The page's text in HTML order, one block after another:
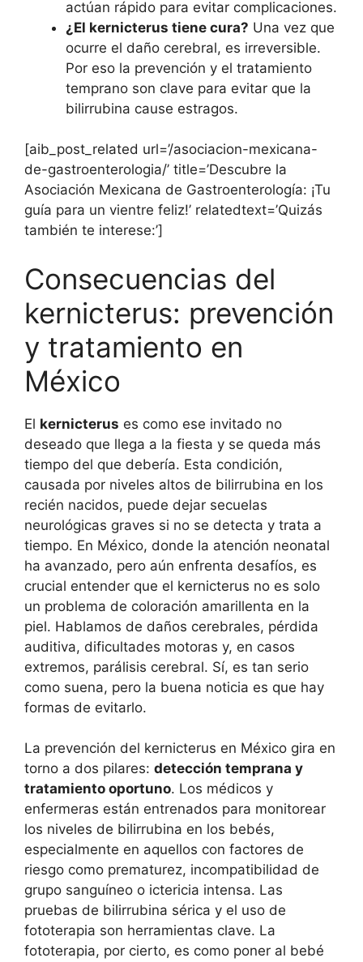
actúan rápido para evitar complicaciones.
¿El kernicterus tiene cura? Una vez que
ocurre el daño cerebral, es irreversible.
Por eso la prevención y el tratamiento
temprano son clave para evitar que la
bilirrubina cause estragos.
[aib_post_related url=’/asociacion-mexicana-
de-gastroenterologia/’ title=’Descubre la
Asociación Mexicana de Gastroenterología: ¡Tu
guía para un vientre feliz!’ relatedtext=’Quizás
también te interese:’]
Consecuencias del
kernicterus: prevención
y tratamiento en
México
El kernicterus es como ese invitado no
deseado que llega a la fiesta y se queda más
tiempo del que debería. Esta condición,
causada por niveles altos de bilirrubina en los
recién nacidos, puede dejar secuelas
neurológicas graves si no se detecta y trata a
tiempo. En México, donde la atención neonatal
ha avanzado, pero aún enfrenta desafíos, es
crucial entender que el kernicterus no es solo
un problema de coloración amarillenta en la
piel. Hablamos de daños cerebrales, pérdida
auditiva, dificultades motoras y, en casos
extremos, parálisis cerebral. Sí, es tan serio
como suena, pero la buena noticia es que hay
formas de evitarlo.
La prevención del kernicterus en México gira en
torno a dos pilares: detección temprana y
tratamiento oportuno. Los médicos y
enfermeras están entrenados para monitorear
los niveles de bilirrubina en los bebés,
especialmente en aquellos con factores de
riesgo como prematurez, incompatibilidad de
grupo sanguíneo o ictericia intensa. Las
pruebas de bilirrubina sérica y el uso de
fototerapia son herramientas clave. La
fototerapia, por cierto, es como poner al bebé